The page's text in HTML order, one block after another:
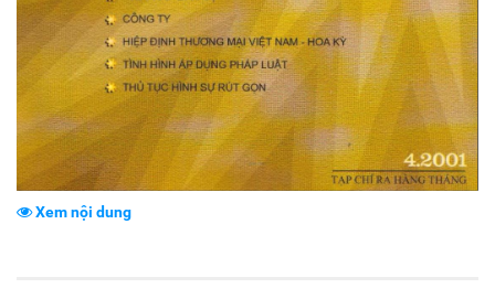
Xem nội dung